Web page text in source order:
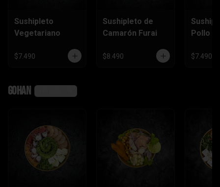
Sushipleto
Vegetariano
$7.490
Sushipleto de
Camarón Furai
$8.490
Pollo
$7.490
Gohan